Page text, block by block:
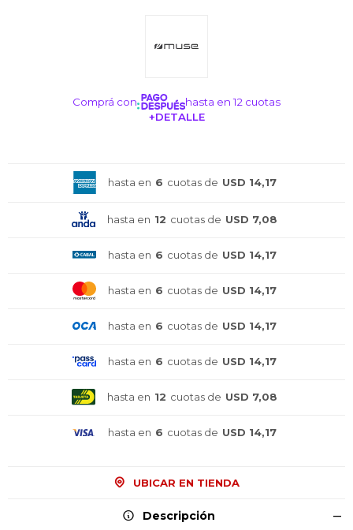
Comprá con
hasta en 12 cuotas
+DETALLE
hasta en 6 cuotas de USD 14,17
hasta en 12 cuotas de USD 7,08
hasta en 6 cuotas de USD 14,17
hasta en 6 cuotas de USD 14,17
hasta en 6 cuotas de USD 14,17
hasta en 6 cuotas de USD 14,17
hasta en 12 cuotas de USD 7,08
hasta en 6 cuotas de USD 14,17
UBICAR EN TIENDA
Descripción